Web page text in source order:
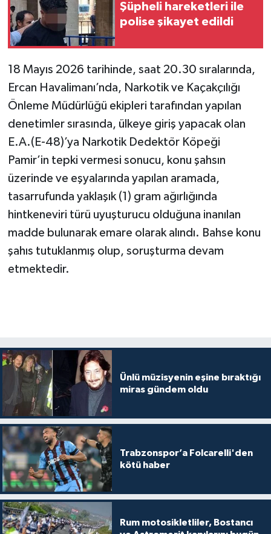
Şüpheli hareketleri ile
polise şikayet edildi
18 Mayıs 2026 tarihinde, saat 20.30 sıralarında,
Ercan Havalimanı’nda, Narkotik ve Kaçakçılığı
Önleme Müdürlüğü ekipleri tarafından yapılan
denetimler sırasında, ülkeye giriş yapacak olan
E.A.(E-48)’ya Narkotik Dedektör Köpeği
Pamir’in tepki vermesi sonucu, konu şahsın
üzerinde ve eşyalarında yapılan aramada,
tasarrufunda yaklaşık (1) gram ağırlığında
hintkeneviri türü uyuşturucu olduğuna inanılan
madde bulunarak emare olarak alındı. Bahse konu
şahıs tutuklanmış olup, soruşturma devam
etmektedir.
Ünlü müzisyenin eşine bıraktığı
miras gündem oldu
Trabzonspor’a Folcarelli'den
kötü haber
Rum motosikletliler, Bostancı